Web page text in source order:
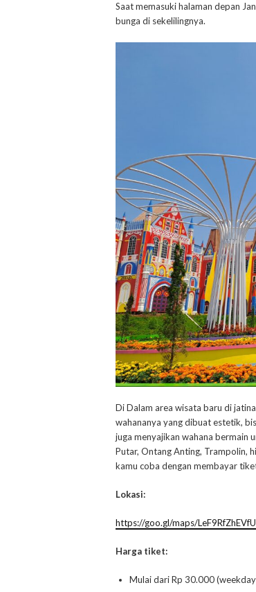
Saat memasuki halaman depan
bunga di sekelilingnya.
Di Dalam area wisata baru di
wahananya yang dibuat estetik,
juga menyajikan wahana bermain
Putar, Ontang Anting, Trampolin,
kamu coba dengan membayar
Lokasi:
https://goo.gl/maps/
Harga tiket:
Mulai dari Rp 30.000